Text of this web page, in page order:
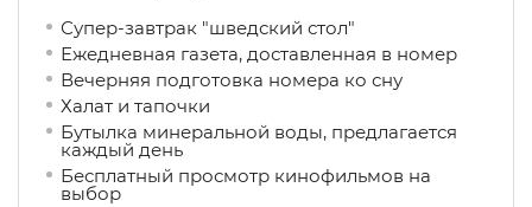
Супер-завтрак "шведский стол"
Ежедневная газета, доставленная в номер
Вечерняя подготовка номера ко сну
Халат и тапочки
Бутылка минеральной воды, предлагается
каждый день
Бесплатный просмотр кинофильмов на
выбор